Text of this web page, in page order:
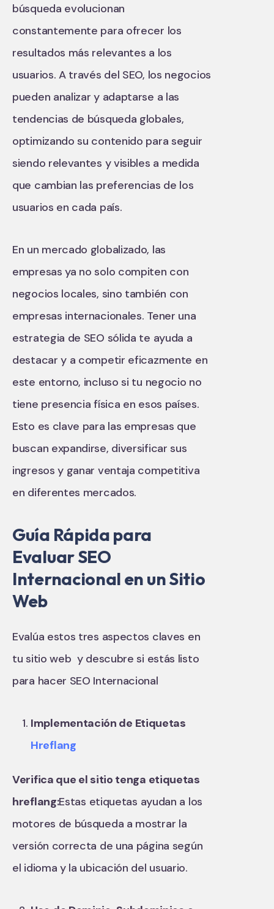
búsqueda evolucionan
constantemente para ofrecer los
resultados más relevantes a los
usuarios. A través del SEO, los negocios
pueden analizar y adaptarse a las
tendencias de búsqueda globales,
optimizando su contenido para seguir
siendo relevantes y visibles a medida
que cambian las preferencias de los
usuarios en cada país.
En un mercado globalizado, las
empresas ya no solo compiten con
negocios locales, sino también con
empresas internacionales. Tener una
estrategia de SEO sólida te ayuda a
destacar y a competir eficazmente en
este entorno, incluso si tu negocio no
tiene presencia física en esos países.
Esto es clave para las empresas que
buscan expandirse, diversificar sus
ingresos y ganar ventaja competitiva
en diferentes mercados.
Guía Rápida para
Evaluar SEO
Internacional en un Sitio
Web
Evalúa estos tres aspectos claves en
tu sitio web y descubre si estás listo
para hacer SEO Internacional
Implementación de Etiquetas
Hreflang
Verifica que el sitio tenga etiquetas
hreflang:Estas etiquetas ayudan a los
motores de búsqueda a mostrar la
versión correcta de una página según
el idioma y la ubicación del usuario.